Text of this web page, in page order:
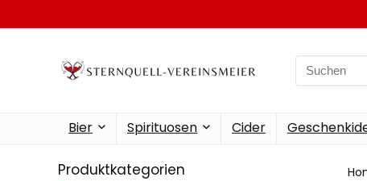
Search
for:
Bier Spirituosen Cider
Produktkategorien